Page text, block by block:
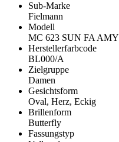
Sub-Marke
Fielmann
Modell
MC 623 SUN FA AMY
Herstellerfarbcode
BL000/A
Zielgruppe
Damen
Gesichtsform
Oval, Herz, Eckig
Brillenform
Butterfly
Fassungstyp